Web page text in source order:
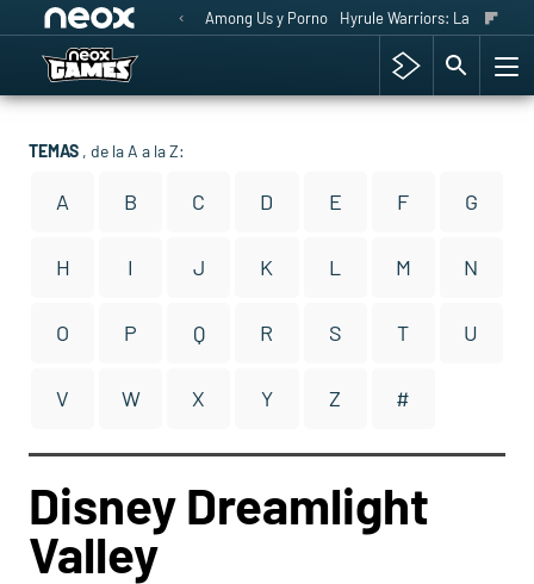
Among Us y Porno Hyrule Warriors: La Era del
TEMAS , de la A a la Z:
A B C D E F G
H I J K L M N
O P Q R S T U
V W X Y Z #
Disney Dreamlight
Valley